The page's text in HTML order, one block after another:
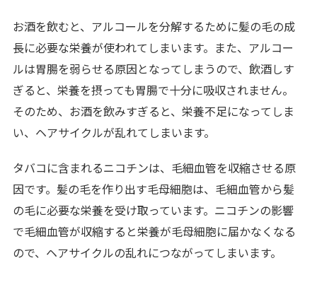
お酒を飲むと、アルコールを分解するために髪の毛の成
長に必要な栄養が使われてしまいます。また、アルコー
ルは胃腸を弱らせる原因となってしまうので、飲酒しす
ぎると、栄養を摂っても胃腸で十分に吸収されません。
そのため、お酒を飲みすぎると、栄養不足になってしま
い、ヘアサイクルが乱れてしまいます。
タバコに含まれるニコチンは、毛細血管を収縮させる原
因です。髪の毛を作り出す毛母細胞は、毛細血管から髪
の毛に必要な栄養を受け取っています。ニコチンの影響
で毛細血管が収縮すると栄養が毛母細胞に届かなくなる
ので、ヘアサイクルの乱れにつながってしまいます。